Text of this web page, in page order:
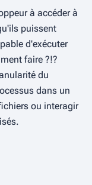
à accéder à
puissent
d'exécuter
faire ?!?
du
dans un
ou interagir